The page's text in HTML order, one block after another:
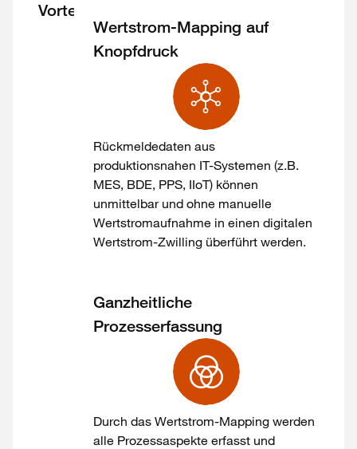
Vorteile
Wertstrom-Mapping auf
Knopfdruck
Rückmeldedaten aus
produktionsnahen IT-Systemen (z.B.
MES, BDE, PPS, IIoT) können
unmittelbar und ohne manuelle
Wertstromaufnahme in einen digitalen
Wertstrom-Zwilling überführt werden.
Ganzheitliche
Prozesserfassung
Durch das Wertstrom-Mapping werden
alle Prozessaspekte erfasst und